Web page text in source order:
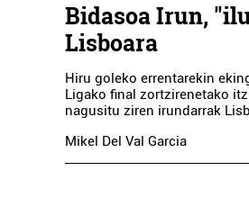
Bidasoa Irun,
Lisboara
Hiru goleko errentarekin
Ligako final zortzirenetako
nagusitu ziren irundarrak
Mikel Del Val GarciaIturgintza